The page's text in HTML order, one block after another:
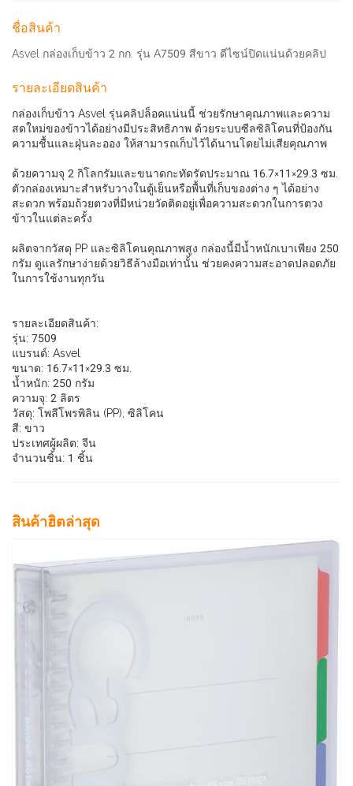
ชื่อสินค้า
Asvel กล่องเก็บข้าว 2 กก. รุ่น A7509 สีขาว ดีไซน์ปิดแน่นด้วยคลิป
รายละเอียดสินค้า
กล่องเก็บข้าว Asvel รุ่นคลิปล็อคแน่นนี้ ช่วยรักษาคุณภาพและความ
สดใหม่ของข้าวได้อย่างมีประสิทธิภาพ ด้วยระบบซีลซิลิโคนที่ป้องกัน
ความชื้นและฝุ่นละออง ให้สามารถเก็บไว้ได้นานโดยไม่เสียคุณภาพ
ด้วยความจุ 2 กิโลกรัมและขนาดกะทัดรัดประมาณ 16.7×11×29.3 ซม.
ตัวกล่องเหมาะสำหรับวางในตู้เย็นหรือพื้นที่เก็บของต่าง ๆ ได้อย่าง
สะดวก พร้อมถ้วยตวงที่มีหน่วยวัดติดอยู่เพื่อความสะดวกในการตวง
ข้าวในแต่ละครั้ง
ผลิตจากวัสดุ PP และซิลิโคนคุณภาพสูง กล่องนี้มีน้ำหนักเบาเพียง 250
กรัม ดูแลรักษาง่ายด้วยวิธีล้างมือเท่านั้น ช่วยคงความสะอาดปลอดภัย
ในการใช้งานทุกวัน
รายละเอียดสินค้า:
รุ่น: 7509
แบรนด์: Asvel
ขนาด: 16.7×11×29.3 ซม.
น้ำหนัก: 250 กรัม
ความจุ: 2 ลิตร
วัสดุ: โพลีโพรพิลิน (PP), ซิลิโคน
สี: ขาว
ประเทศผู้ผลิต: จีน
จำนวนชิ้น: 1 ชิ้น
สินค้าฮิตล่าสุด